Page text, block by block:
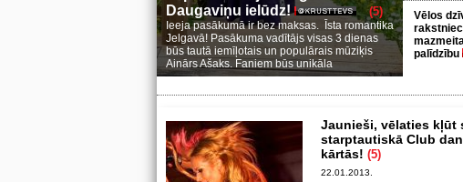
Daugaviņu ielūdz!
(5)
Ieeja pasākumā ir bez maksas. Īsta romantika
Jelgavā! Pasākuma vadītājs visas 3 dienas
būs tautā iemīļotais un populārais mūziķis
Ainārs Ašaks. Faniem būs unikāla
Vēlos
palīdzību
Jaunieši, vēlaties kļūt
starptautiskā Club
kārtās! (5)
22.01.2013.